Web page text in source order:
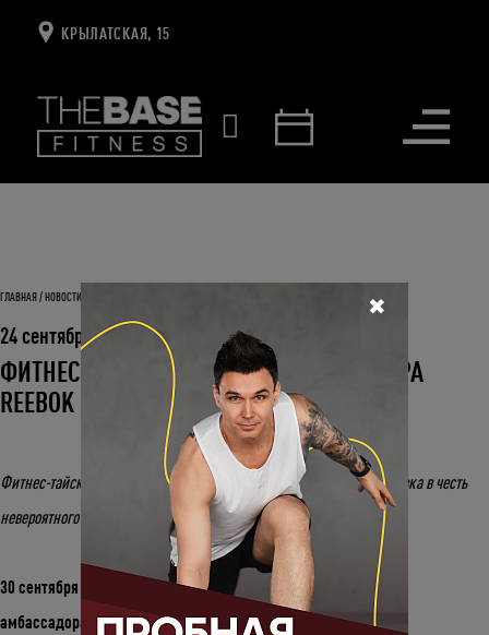
КРЫЛАТСКАЯ, 15
Открыть
ГЛАВНАЯ НОВОСТИ И СОБЫТИЯ
24 сентября 2021
ФИТНЕС-ТАЙСКИЙ БОКС ОТ АМБАССАДОРА
REEBOK
Фитнес-тайский бокс от амбассадора Reebok - уникальная тренировка в честь
невероятного праздника!
30 сентября 2021 года в 14:00состоится
специальный класс от
амбассадора Reebok, в прошлом - успешного бойца ММА.
✖